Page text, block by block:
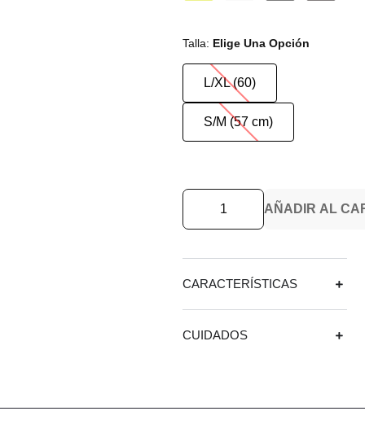
Talla: Elige Una Opción
L/XL (60)
S/M (57 cm)
AÑADIR AL
CARACTERÍSTICAS
CUIDADOS